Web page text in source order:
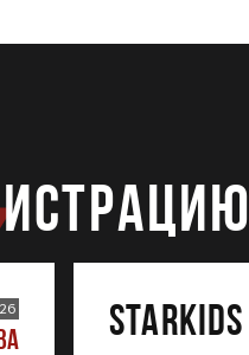
STARKIDS